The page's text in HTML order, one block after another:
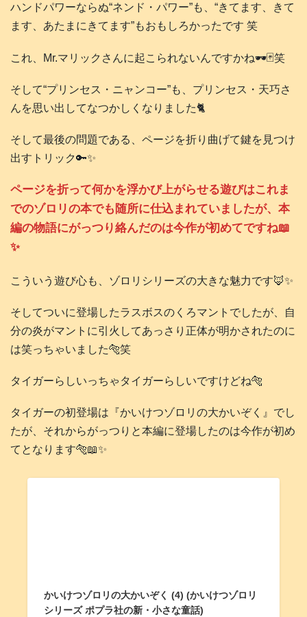
ハンドパワーならぬ“ネンド・パワー”も、“きてます、きて
ます、あたまにきてます”もおもしろかったです 笑
これ、Mr.マリックさんに起こられないんですかね🕶️🃏笑
そして“プリンセス・ニャンコー”も、プリンセス・天巧さ
んを思い出してなつかしくなりました🐈️
そして最後の問題である、ページを折り曲げて鍵を見つけ
出すトリック🔑✨
ページを折って何かを浮かび上がらせる遊びはこれま
でのゾロリの本でも随所に仕込まれていましたが、本
編の物語にがっつり絡んだのは今作が初めてですね📖
✨
こういう遊び心も、ゾロリシリーズの大きな魅力です🦊✨
そしてついに登場したラスボスのくろマントでしたが、自
分の炎がマントに引火してあっさり正体が明かされたのに
は笑っちゃいました🐅笑
タイガーらしいっちゃタイガーらしいですけどね🐅
タイガーの初登場は『かいけつゾロリの大かいぞく』でし
たが、それからがっつりと本編に登場したのは今作が初め
てとなります🐅📖✨
かいけつゾロリの大かいぞく (4) (かいけつゾロリ
シリーズ ポプラ社の新・小さな童話)